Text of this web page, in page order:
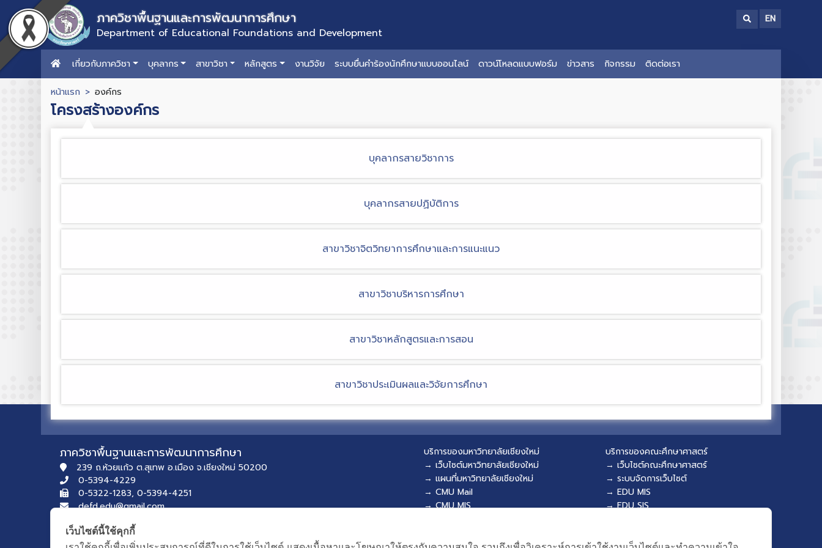
ภาควิชาพื้นฐานและการพัฒนาการศึกษา
Department of Educational Foundations and Development
EN
เกี่ยวกับภาควิชา บุคลากร สาขาวิชา หลักสูตร งานวิจัย ระบบยื่นคำร้องนักศึกษาแบบออนไลน์ ดาวน์โหลดแบบฟอร์ม ข่าวสาร กิจกรรม ติดต่อเรา
หน้าแรก องค์กร
โครงสร้างองค์กร
บุคลากรสายวิชาการ
บุคลากรสายปฏิบัติการ
สาขาวิชาจิตวิทยาการศึกษาและการแนะแนว
สาขาวิชาบริหารการศึกษา
สาขาวิชาหลักสูตรและการสอน
สาขาวิชาประเมินผลและวิจัยการศึกษา
ภาควิชาพื้นฐานและการพัฒนาการศึกษา
239 ถ.ห้วยแก้ว ต.สุเทพ อ.เมือง จ.เชียงใหม่ 50200
0-5394-4229
0-5322-1283, 0-5394-4251
defd.edu@gmail.com
บริการของมหาวิทยาลัยเชียงใหม่
→ เว็บไซต์มหาวิทยาลัยเชียงใหม่
→ แผนที่มหาวิทยาลัยเชียงใหม่
→ CMU Mail
→ CMU MIS
บริการของคณะศึกษาศาสตร์
→ เว็บไซต์คณะศึกษาศาสตร์
→ ระบบจัดการเว็บไซต์
→ EDU MIS
→ EDU SIS
เว็บไซต์นี้ใช้คุกกี้